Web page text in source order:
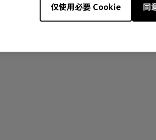
仅使用必要 Cookie 同